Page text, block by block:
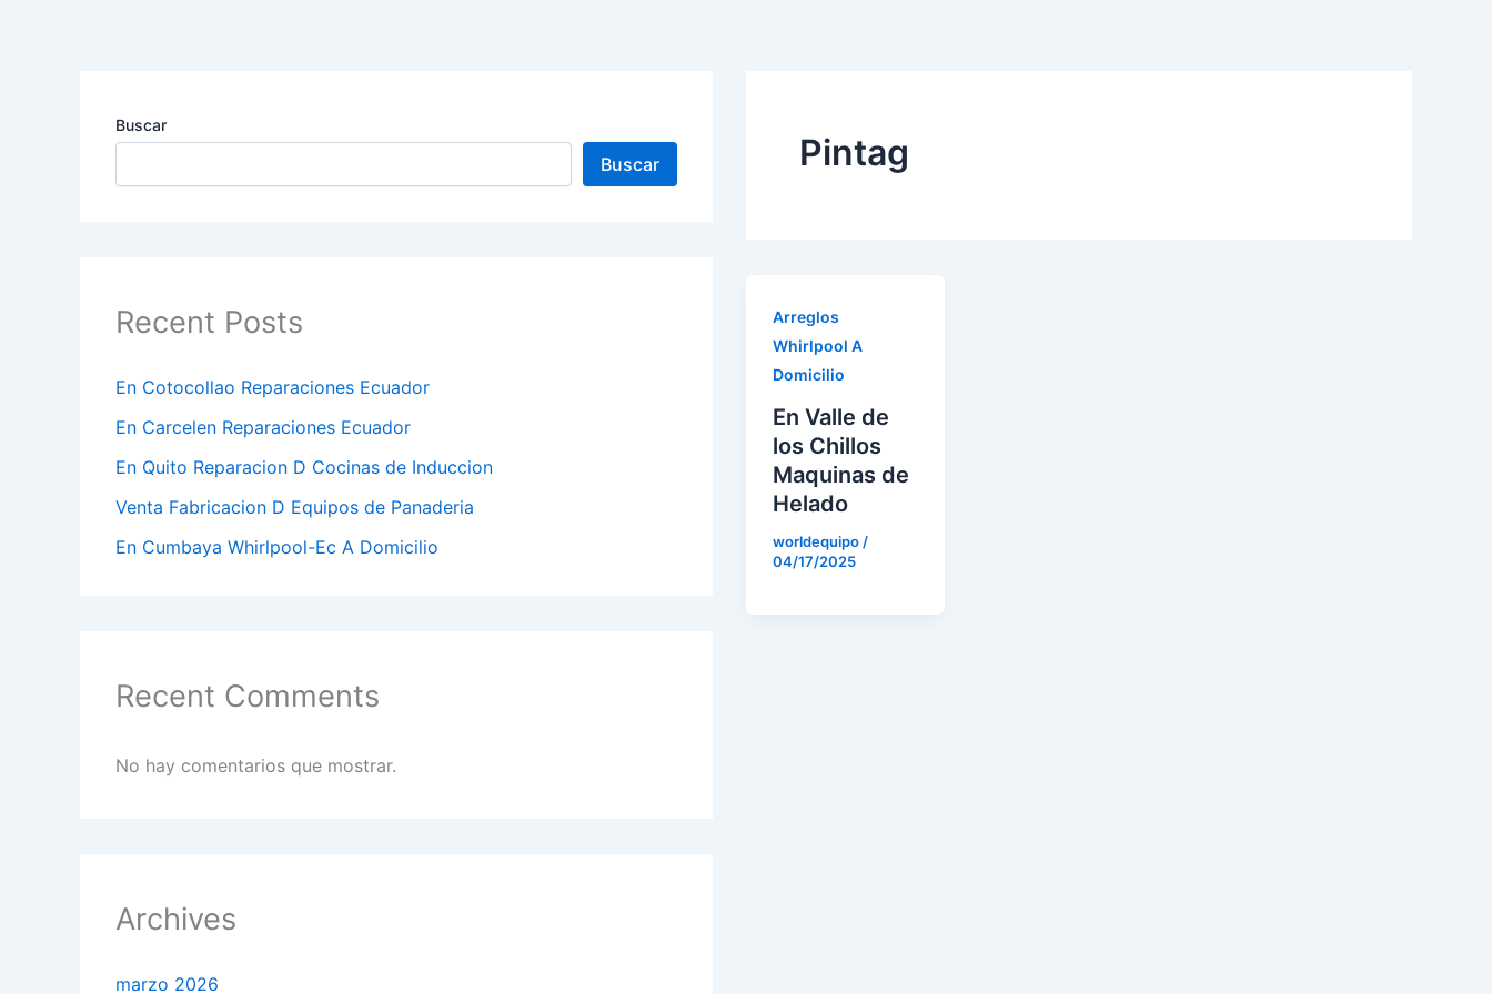
Buscar
Buscar
Recent Posts
En Cotocollao Reparaciones Ecuador
En Carcelen Reparaciones Ecuador
En Quito Reparacion D Cocinas de Induccion
Venta Fabricacion D Equipos de Panaderia
En Cumbaya Whirlpool-Ec A Domicilio
Recent Comments
No hay comentarios que mostrar.
Archives
marzo 2026
Pintag
Arreglos
Whirlpool A
Domicilio
En Valle de
los Chillos
Maquinas de
Helado
worldequipo /
04/17/2025